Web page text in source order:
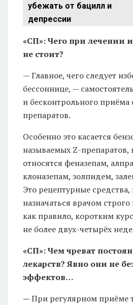
убежать от бацилл и
депрессии
«СП»: Чего при лечении
не стоит?
— Главное, чего следует
бессоннице, —
и бесконтрольного приёма
препаратов.
Особенно это касается
называемых Z-
относятся феназепам,
клоназепам, золпидем,
Это рецептурные
назначаться врачом
как правило, коротким
не более двух-четырёх
«СП»: Чем чреват
лекарств? Явно они не
эффектов…
—При регулярном приёме